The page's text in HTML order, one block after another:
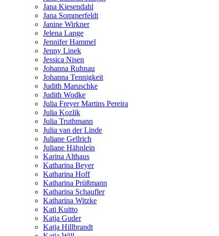
Jana Kiesendahl
Jana Sommerfeldt
Janine Wirkner
Jelena Lange
Jennifer Hammel
Jenny Linek
Jessica Nisen
Johanna Ruhnau
Johanna Tennigkeit
Judith Maruschke
Judith Wodke
Julia Freyer Martins Pereira
Julia Kozlik
Julia Truthmann
Julia van der Linde
Juliane Gellrich
Juliane Hähnlein
Karina Althaus
Katharina Beyer
Katharina Hoff
Katharina Prüßmann
Katharina Schaufler
Katharina Witzke
Kati Kuitto
Katja Guder
Katja Hillbrandt